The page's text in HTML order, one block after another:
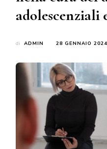
adolescenziali
di ADMIN 28 GENNAIO 2024